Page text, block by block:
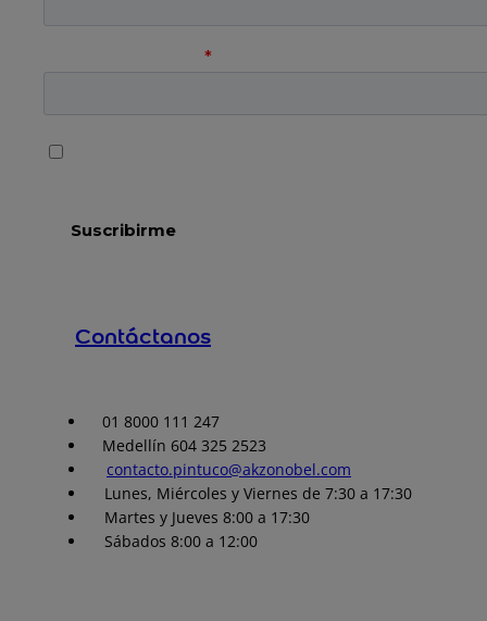
Contáctanos
01 8000 111 247
Medellín 604 325 2523
contacto.pintuco@akzonobel.com
Lunes, Miércoles y Viernes de 7:30 a 17:30
Martes y Jueves 8:00 a 17:30
Sábados 8:00 a 12:00